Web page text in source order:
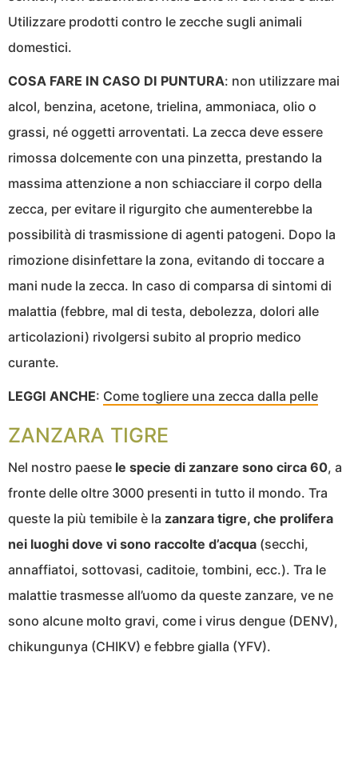
Utilizzare prodotti contro le zecche sugli animali
domestici.
COSA FARE IN CASO DI PUNTURA: non utilizzare mai
alcol, benzina, acetone, trielina, ammoniaca, olio o
grassi, né oggetti arroventati. La zecca deve essere
rimossa dolcemente con una pinzetta, prestando la
massima attenzione a non schiacciare il corpo della
zecca, per evitare il rigurgito che aumenterebbe la
possibilità di trasmissione di agenti patogeni. Dopo la
rimozione disinfettare la zona, evitando di toccare a
mani nude la zecca. In caso di comparsa di sintomi di
malattia (febbre, mal di testa, debolezza, dolori alle
articolazioni) rivolgersi subito al proprio medico
curante.
LEGGI ANCHE: Come togliere una zecca dalla pelle
ZANZARA TIGRE
Nel nostro paese le specie di zanzare sono circa 60, a
fronte delle oltre 3000 presenti in tutto il mondo. Tra
queste la più temibile è la zanzara tigre, che prolifera
nei luoghi dove vi sono raccolte d’acqua (secchi,
annaffiatoi, sottovasi, caditoie, tombini, ecc.). Tra le
malattie trasmesse all’uomo da queste zanzare, ve ne
sono alcune molto gravi, come i virus dengue (DENV),
chikungunya (CHIKV) e febbre gialla (YFV).